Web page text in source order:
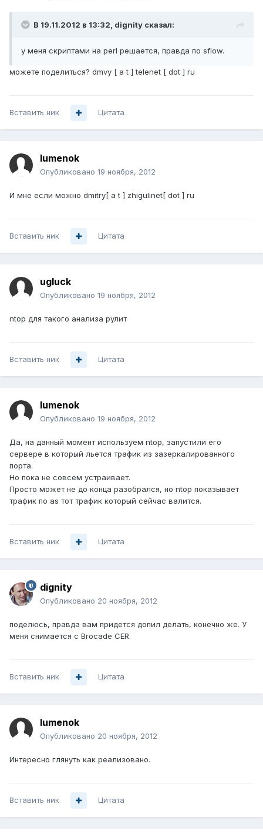
В 19.11.2012 в 13:32, dignity сказал:
у меня скриптами на perl решается, правда по sflow.
можете поделиться? dmvy [ a t ] telenet [ dot ] ru
Вставить ник Цитата
lumenok
Опубликовано 19 ноября, 2012
И мне если можно dmitry[ a t ] zhigulinet[ dot ] ru
Вставить ник Цитата
ugluck
Опубликовано 19 ноября, 2012
ntop для такого анализа рулит
Вставить ник Цитата
lumenok
Опубликовано 19 ноября, 2012
Да, на данный момент используем ntop, запустили его
сервере в который льется трафик из зазеркалированного
порта.
Но пока не совсем устраивает.
Просто может не до конца разобрался, но ntop показывает
трафик по as тот трафик который сейчас валится.
Вставить ник Цитата
dignity
Опубликовано 20 ноября, 2012
поделюсь, правда вам придется допил делать, конечно же. У
меня снимается с Brocade CER.
Вставить ник Цитата
lumenok
Опубликовано 20 ноября, 2012
Интересно глянуть как реализовано.
Вставить ник Цитата